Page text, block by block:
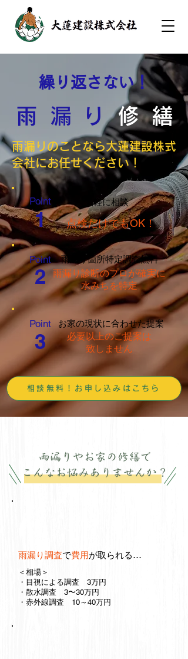
雨 ​漏 ​り ​修 繕
​​​繰り返さない！
雨漏りのことなら大蓮建設株式
会社にお任せください！
​Point
​1
気軽に相談
点検だけでもOK！
​Point
​2
雨漏り箇所特定調査無料
雨漏り診断のプロが確実に
水みちを特定
​Point
​3
お家の現状に合わせた提案
必要以上のご提案は
致しません
相談無料！お申し込みはこちら
雨漏り調査で費用が取られる…
＜相場＞
・目視による調査 3万円
・散水調査 3〜30万円
・赤外線調査 10～40万円